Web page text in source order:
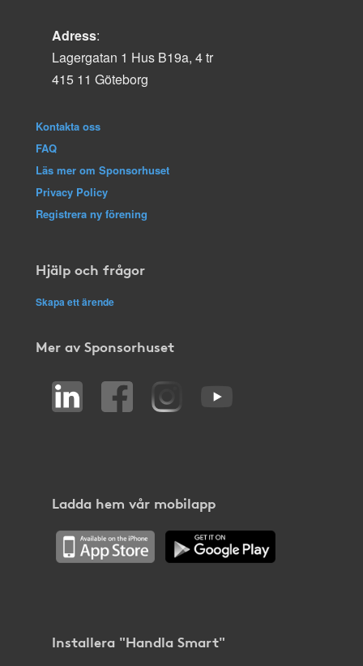
Adress:
Lagergatan 1 Hus B19a, 4 tr
415 11 Göteborg
Kontakta oss
FAQ
Läs mer om Sponsorhuset
Privacy Policy
Registrera ny förening
Hjälp och frågor
Skapa ett ärende
Mer av Sponsorhuset
Ladda hem vår mobilapp
Installera "Handla Smart"